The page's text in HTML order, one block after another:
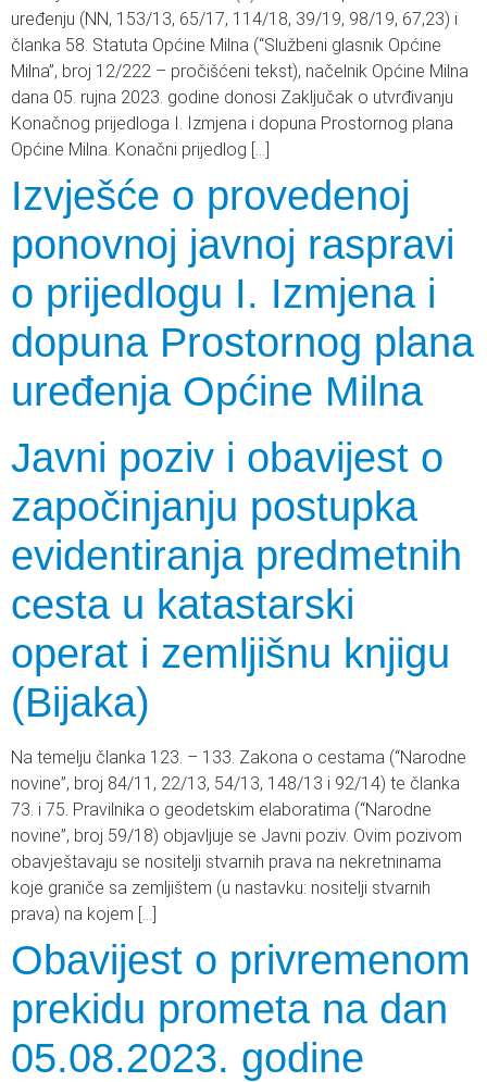
uređenju (NN, 153/13, 65/17, 114/18, 39/19, 98/19, 67,23) i
članka 58. Statuta Općine Milna (“Službeni glasnik Općine
Milna”, broj 12/222 – pročišćeni tekst), načelnik Općine Milna
dana 05. rujna 2023. godine donosi Zaključak o utvrđivanju
Konačnog prijedloga I. Izmjena i dopuna Prostornog plana
Općine Milna. Konačni prijedlog […]
Izvješće o provedenoj
ponovnoj javnoj raspravi
o prijedlogu I. Izmjena i
dopuna Prostornog plana
uređenja Općine Milna
Javni poziv i obavijest o
započinjanju postupka
evidentiranja predmetnih
cesta u katastarski
operat i zemljišnu knjigu
(Bijaka)
Na temelju članka 123. – 133. Zakona o cestama (“Narodne
novine”, broj 84/11, 22/13, 54/13, 148/13 i 92/14) te članka
73. i 75. Pravilnika o geodetskim elaboratima (“Narodne
novine”, broj 59/18) objavljuje se Javni poziv. Ovim pozivom
obavještavaju se nositelji stvarnih prava na nekretninama
koje graniče sa zemljištem (u nastavku: nositelji stvarnih
prava) na kojem […]
Obavijest o privremenom
prekidu prometa na dan
05.08.2023. godine